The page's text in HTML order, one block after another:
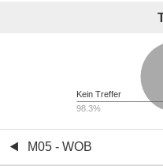
Kein Treffer
98.3%
M05 - WOB